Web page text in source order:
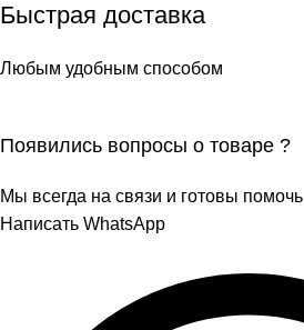
Быстрая доставка
Любым удобным способом
Появились вопросы о товаре ?
Мы всегда на связи и готовы помочь
Написать WhatsApp